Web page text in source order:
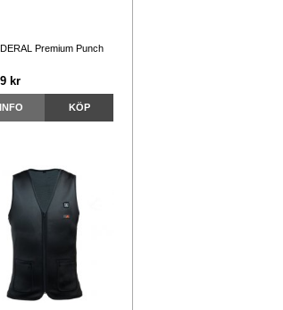
Premium Punch
kr
INFO KÖP